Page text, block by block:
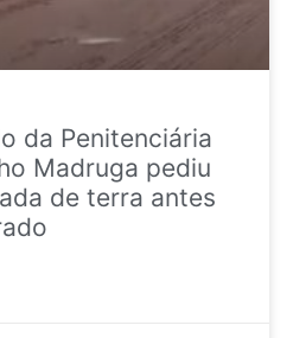
da Penitenciária
Madruga pediu
de terra antes